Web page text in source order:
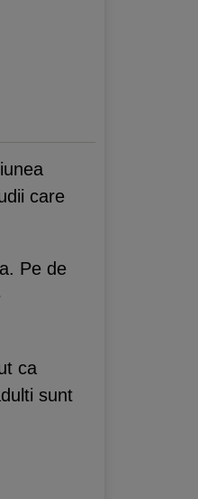
care
Pe de
ca
sunt